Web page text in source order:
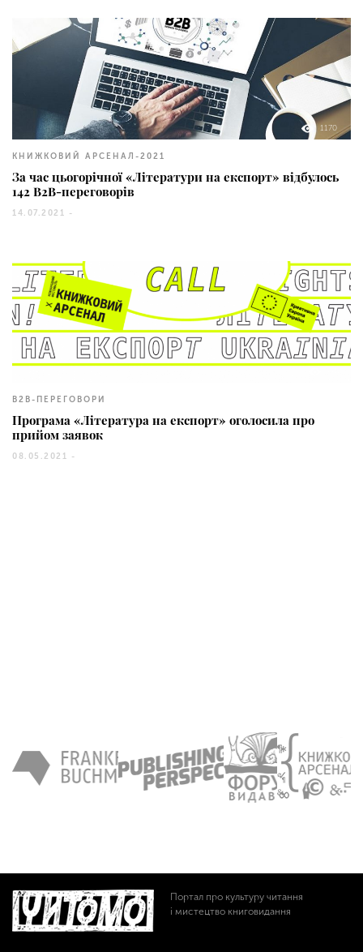
1170
КНИЖКОВИЙ АРСЕНАЛ-2021
За час цьогорічної «Літератури на експорт» відбулось
142 В2В-переговорів
14.07.2021 -
B2B-ПЕРЕГОВОРИ
Програма «Література на експорт» оголосила про
прийом заявок
08.05.2021 -
Портал про культуру читання
і мистецтво книговидання